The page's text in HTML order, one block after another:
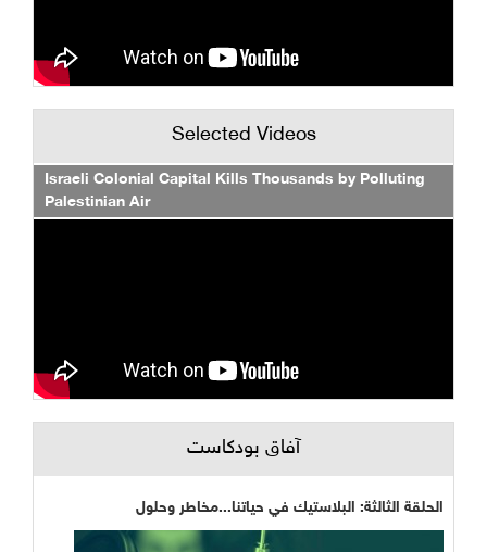
Selected Videos
Israeli Colonial Capital Kills Thousands by Polluting
Palestinian Air
آفاق بودكاست
الحلقة الثالثة: البلاستيك في حياتنا...مخاطر وحلول